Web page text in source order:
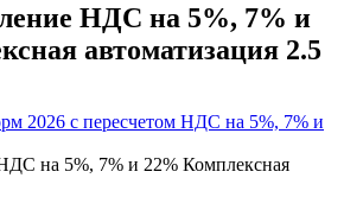
НДС на 5%, 7% и
автоматизация 2.5
2026 с пересчетом НДС на 5%, 7% и
на 5%, 7% и 22% Комплексная